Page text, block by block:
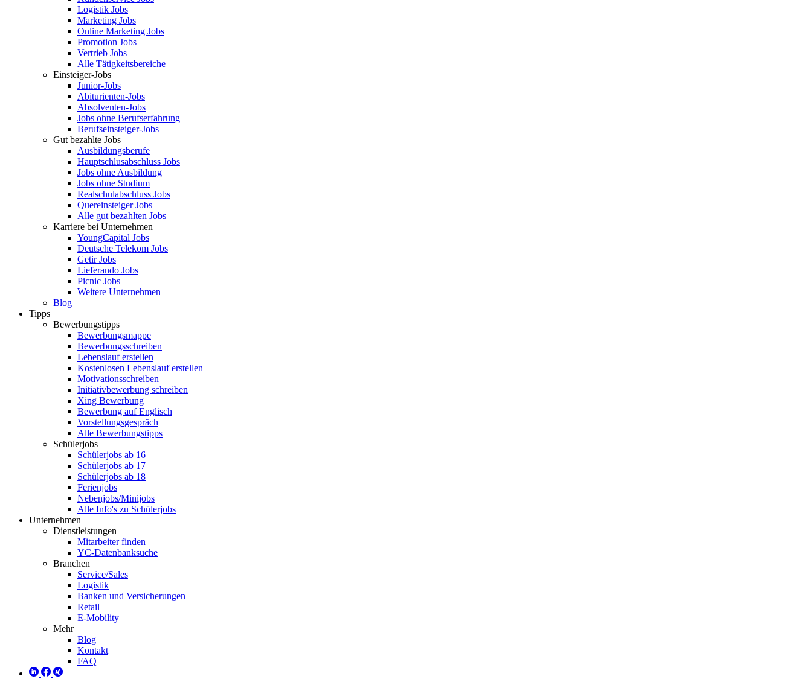
Logistik Jobs
Marketing Jobs
Online Marketing Jobs
Promotion Jobs
Vertrieb Jobs
Alle Tätigkeitsbereiche
Einsteiger-Jobs
Junior-Jobs
Abiturienten-Jobs
Absolventen-Jobs
Jobs ohne Berufserfahrung
Berufseinsteiger-Jobs
Gut bezahlte Jobs
Ausbildungsberufe
Hauptschlusabschluss Jobs
Jobs ohne Ausbildung
Jobs ohne Studium
Realschulabschluss Jobs
Quereinsteiger Jobs
Alle gut bezahlten Jobs
Karriere bei Unternehmen
YoungCapital Jobs
Deutsche Telekom Jobs
Getir Jobs
Lieferando Jobs
Picnic Jobs
Weitere Unternehmen
Blog
Tipps
Bewerbungstipps
Bewerbungsmappe
Bewerbungsschreiben
Lebenslauf erstellen
Kostenlosen Lebenslauf erstellen
Motivationsschreiben
Initiativbewerbung schreiben
Xing Bewerbung
Bewerbung auf Englisch
Vorstellungsgespräch
Alle Bewerbungstipps
Schülerjobs
Schülerjobs ab 16
Schülerjobs ab 17
Schülerjobs ab 18
Ferienjobs
Nebenjobs/Minijobs
Alle Info's zu Schülerjobs
Unternehmen
Dienstleistungen
Mitarbeiter finden
YC-Datenbanksuche
Branchen
Service/Sales
Logistik
Banken und Versicherungen
Retail
E-Mobility
Mehr
Blog
Kontakt
FAQ